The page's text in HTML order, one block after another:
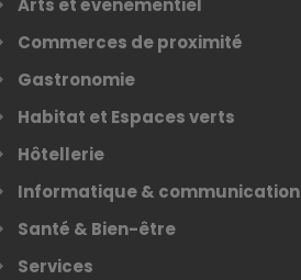
Arts et évenementiel
Commerces de proximité
Gastronomie
Habitat et Espaces verts
Hôtellerie
Informatique & communication
Santé & Bien-être
Services